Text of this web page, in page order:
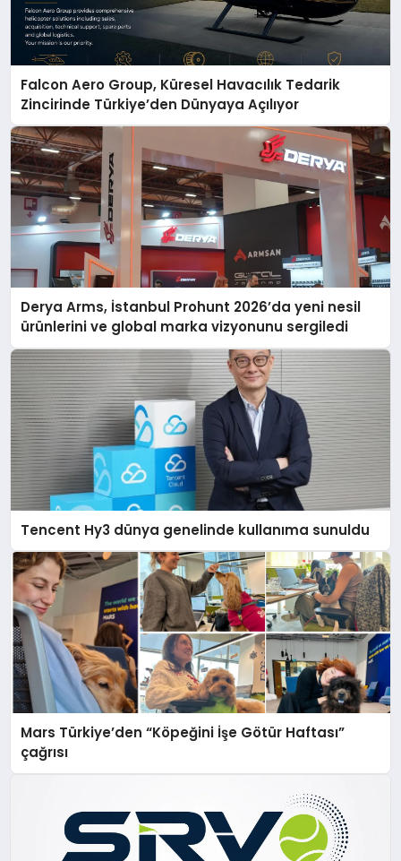
Falcon Aero Group, Küresel Havacılık Tedarik
Zincirinde Türkiye’den Dünyaya Açılıyor
Derya Arms, İstanbul Prohunt 2026’da yeni nesil
ürünlerini ve global marka vizyonunu sergiledi
Tencent Hy3 dünya genelinde kullanıma sunuldu
Mars Türkiye’den “Köpeğini İşe Götür Haftası”
çağrısı